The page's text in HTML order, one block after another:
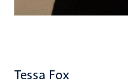
Tessa Fox